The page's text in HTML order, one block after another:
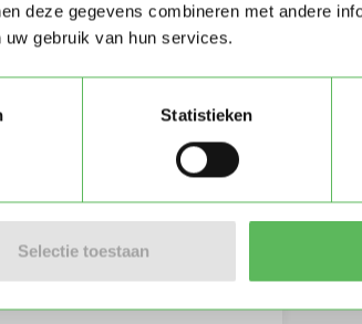
deze gegevens combineren met andere
gebruik van hun services.
Statistieken
Selectie toestaan
van Oppasland.